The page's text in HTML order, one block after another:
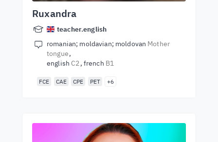
Ruxandra
teacher.english
romanian; moldavian; moldovan Mother
tongue
english C2 french B1
FCE CAE CPE PET +6